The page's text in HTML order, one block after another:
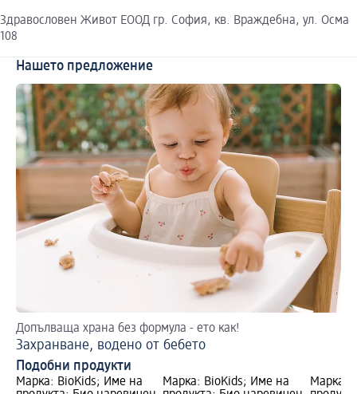
Здравословен Живот ЕООД гр. София, кв. Враждебна, ул. Осма
108
Нашето предложение
Допълваща храна без формула - ето как!
Захранване, водено от бебето
Подобни продукти
Марка: BioKids; Име на
Марка: BioKids; Име на
Марка: